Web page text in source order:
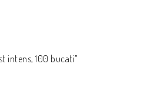
intens, 100 bucati”